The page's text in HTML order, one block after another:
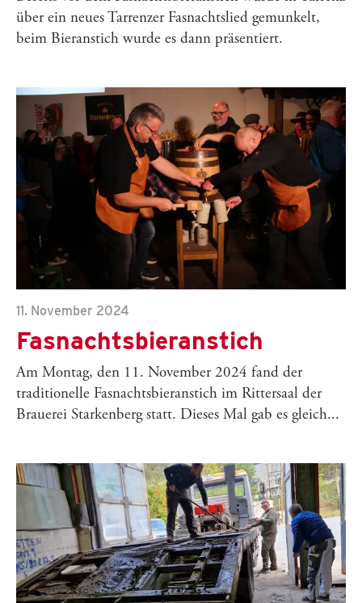
über ein neues Tarrenzer Fasnachtslied gemunkelt,
beim Bieranstich wurde es dann präsentiert.
11. November 2024
Fasnachtsbieranstich
Am Montag, den 11. November 2024 fand der
traditionelle Fasnachtsbieranstich im Rittersaal der
Brauerei Starkenberg statt. Dieses Mal gab es gleich...